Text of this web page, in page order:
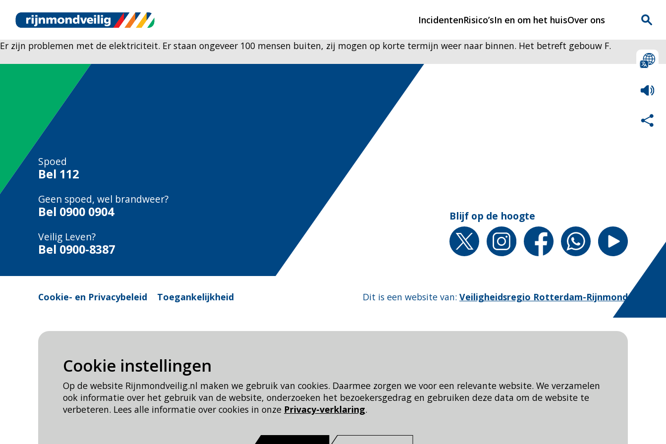
Cookie instellingen
Op de website Rijnmondveilig.nl maken we gebruik van cookies. Daarmee zorgen we voor een relevante website. We verzamelen
ook informatie over het gebruik van de website, onderzoeken het bezoekersgedrag en gebruiken deze data om de website te
verbeteren. Lees alle informatie over cookies in onze Privacy-verklaring.
Incidenten
Hulpdiensten nodig?
CIN-meldingen
Risico’sIn en om het huisOver ons
Er zijn problemen met de elektriciteit. Er staan ongeveer 100 mensen buiten, zij mogen op korte termijn weer naar binnen. Het betreft gebouw F.
Spoed
Bel 112
Geen spoed, wel brandweer?
Bel 0900 0904
Veilig Leven?
Bel 0900-8387
Blijf op de hoogte
Cookie- en Privacybeleid Toegankelijkheid Dit is een website van: Veiligheidsregio Rotterdam-Rijnmond